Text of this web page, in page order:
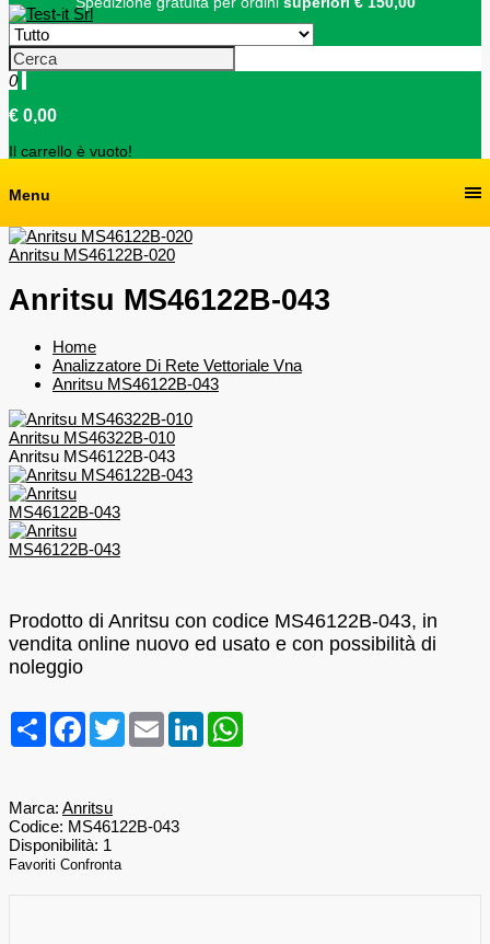
0
€ 0,00
Il carrello è vuoto!
Menu
Anritsu MS46122B-020
Anritsu MS46122B-043
Home
Analizzatore Di Rete Vettoriale Vna
Anritsu MS46122B-043
Anritsu MS46322B-010
Anritsu MS46122B-043
Prodotto di Anritsu con codice MS46122B-043, in
vendita online nuovo ed usato e con possibilità di
noleggio
CondividiFacebook
TwitterEmail LinkedIn
Marca: Anritsu
Codice: MS46122B-043
Disponibilità: 1
Favoriti Confronta